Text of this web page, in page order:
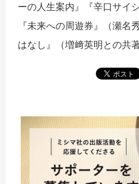
ーの人生案内』『辛口サイ
『未来への周遊券』（瀬名
はなし』（増﨑英明との共